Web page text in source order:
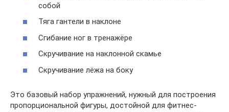
собой
Тяга гантели в наклоне
Сгибание ног в тренажёре
Скручивание на наклонной скамье
Скручивание лёжа на боку
Это базовый набор упражнений, нужный для построения
пропорциональной фигуры, достойной для фитнес-